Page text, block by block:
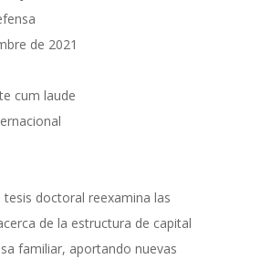
de 2021
cum laude
tesis doctoral reexamina las
de la estructura de capital
familiar, aportando nuevas